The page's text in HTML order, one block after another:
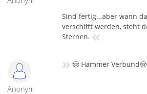
Sind fertig...aber wann
verschifft werden, steht
Sternen. «
Anonym
» 🤠 Hammer Verbund🤠